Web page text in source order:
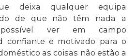
deixa qualquer equipa
de que não têm nada a
ver em campo
confiante e motivado para o
as coisas não estão a